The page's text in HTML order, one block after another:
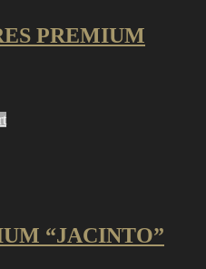
PREMIUM
“JACINTO”